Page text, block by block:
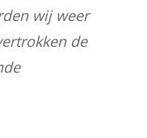
wij weer
de